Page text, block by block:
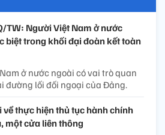
TW: Người Việt Nam ở nước
biệt trong khối đại đoàn kết toàn
ở nước ngoài có vai trò quan
đường lối đối ngoại của Đảng.
thực hiện thủ tục hành chính
một cửa liên thông